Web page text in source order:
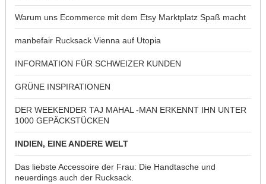
Warum uns Ecommerce mit dem Etsy Marktplatz Spaß macht
manbefair Rucksack Vienna auf Utopia
INFORMATION FÜR SCHWEIZER KUNDEN
GRÜNE INSPIRATIONEN
DER WEEKENDER TAJ MAHAL -MAN ERKENNT IHN UNTER
1000 GEPÄCKSTÜCKEN
INDIEN, EINE ANDERE WELT
Das liebste Accessoire der Frau: Die Handtasche und
neuerdings auch der Rucksack.